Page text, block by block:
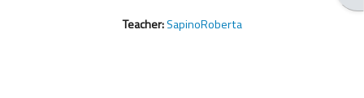
Teacher:SapinoRoberta